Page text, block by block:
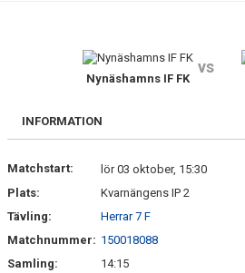
DOKUMENT
Nynäshamns IF FK
vs
INFORMATION
Matchstart:
lör 03 oktober, 15:30
Plats:
Kvarnängens IP 2
Tävling:
Herrar 7 F
Matchnummer: 150018088
Samling:
14:15